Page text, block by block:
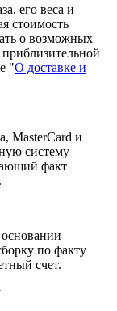
его веса и
стоимость
о возможных
"О доставке и
MasterCard и
систему
факт
по факту
счет.